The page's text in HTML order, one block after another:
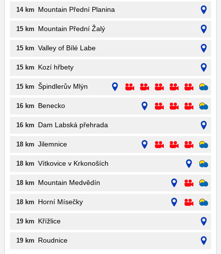
14 km Mountain Přední Planina
15 km Mountain Přední Žalý
15 km Valley of Bílé Labe
15 km Kozí hřbety
15 km Špindlerův Mlýn
16 km Benecko
16 km Dam Labská přehrada
18 km Jilemnice
18 km Vítkovice v Krkonoších
18 km Mountain Medvědín
18 km Horní Mísečky
19 km Křížlice
19 km Roudnice